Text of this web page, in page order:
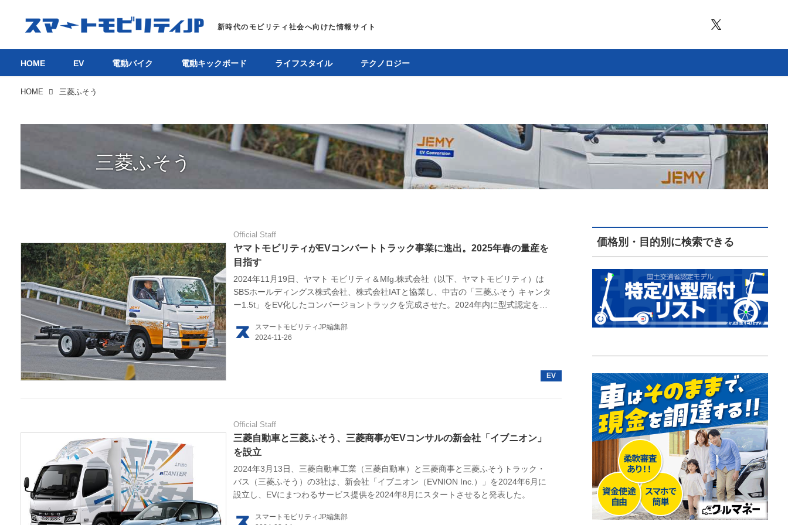
HOME
テクノロジー
このメディアについて
運営会社
HOME EV 電動バイク 電動キックボード ライフスタイル テクノロジー
HOME 三菱ふそう
三菱ふそう
Official Staff
ヤマトモビリティがEVコンバートトラック事業に進出。2025年春の量産を
目指す
2024年11月19日、ヤマト モビリティ＆Mfg.株式会社（以下、ヤマトモビリティ）は
SBSホールディングス株式会社、株式会社IATと協業し、中古の「三菱ふそう キャンタ
ー1.5t」をEV化したコンバージョントラックを完成させた。2024年内に型式認定を取
スマートモビリティJP編集部
Official Staff
三菱自動車と三菱ふそう、三菱商事がEVコンサルの新会社「イブニオン」
を設立
2024年3月13日、三菱自動車工業（三菱自動車）と三菱商事と三菱ふそうトラック・
バス（三菱ふそう）の3社は、新会社「イブニオン（EVNION Inc.）」を2024年6月に
設立し、EVにまつわるサービス提供を2024年8月にスタートさせると発表した。
スマートモビリティJP編集部
価格別・目的別に検索できる